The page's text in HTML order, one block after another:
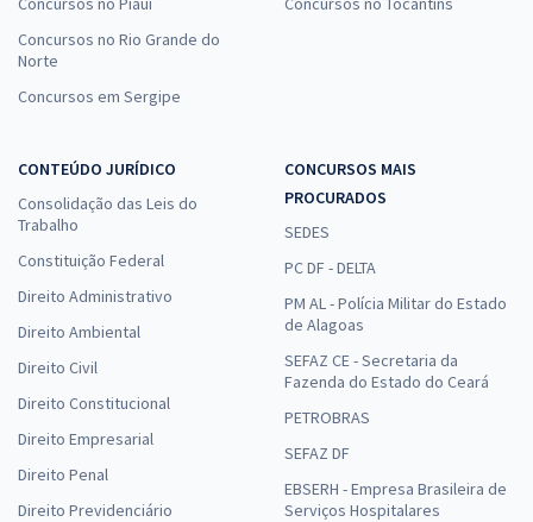
Concursos no Rio Grande do
Norte
Concursos em Sergipe
CONTEÚDO JURÍDICO
Consolidação das Leis do
Trabalho
Constituição Federal
Direito Administrativo
Direito Ambiental
Direito Civil
Direito Constitucional
Direito Empresarial
Direito Penal
Direito Previdenciário
CONCURSOS MAIS
PROCURADOS
SEDES
PC DF - DELTA
PM AL - Polícia Militar do Estado
de Alagoas
SEFAZ CE - Secretaria da
Fazenda do Estado do Ceará
PETROBRAS
SEFAZ DF
EBSERH - Empresa Brasileira de
Serviços Hospitalares